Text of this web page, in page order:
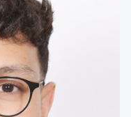
und eine
ich über die
mit vielen
auf das